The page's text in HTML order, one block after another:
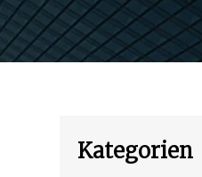
Kategorien